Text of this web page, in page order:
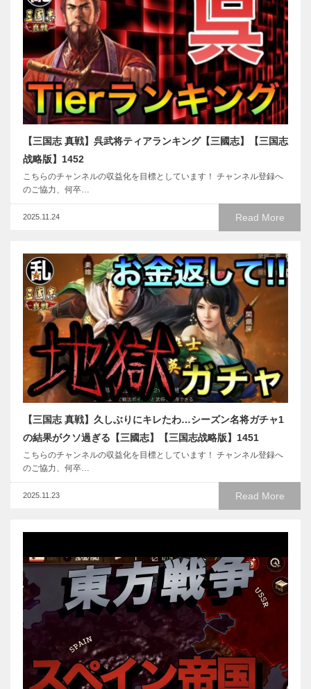
【三国志 真戦】呉武将ティアランキング【三國志】【三国志
战略版】1452
こちらのチャンネルの収益化を目標としています！ チャンネル登録へ
のご協力、何卒…
Read More
2025.11.24
【三国志 真戦】久しぶりにキレたわ…シーズン名将ガチャ1
の結果がクソ過ぎる【三國志】【三国志战略版】1451
こちらのチャンネルの収益化を目標としています！ チャンネル登録へ
のご協力、何卒…
Read More
2025.11.23